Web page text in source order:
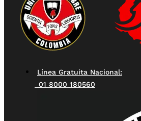
Línea Gratuita Nacional:
01 8000 180560